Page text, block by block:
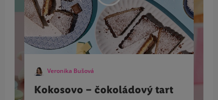
Veronika Bušová
Kokosovo – čokoládový tart